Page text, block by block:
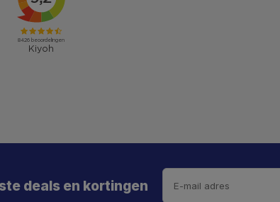
deals en kortingen
aanbieding
€5 korting!
Je hebt de weg vrij gemaaid naar